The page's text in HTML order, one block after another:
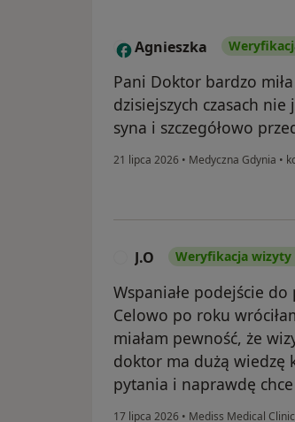
A Agnieszka
Pani Doktor bardzo
dzisiejszych czasach
syna i szczegółowo
21 lipca 2026 • Medyczna Gdynia •
J.O Weryfikacja wizyty
Wspaniałe podejście
Celowo po roku
miałam pewność, że
doktor ma dużą wiedzę
pytania i naprawdę
17 lipca 2026 • Mediss Medical Clinic